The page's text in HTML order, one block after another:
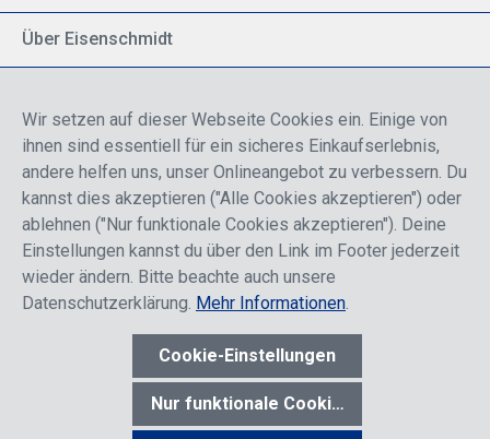
Über Eisenschmidt
Breite Palette von Luftfahrtprodukten
Fokus auf Pilotenausbildung
Sicher einkaufen
* Alle Preise sind einschließlich der Rabatte, die je nach Login,
entweder für Endkunden oder Händler gelten und inklusive
gesetzl. Mehrwertsteuer zzgl.Versandkostenwenn nicht anders
angegeben.
Wir setzen auf dieser Webseite Cookies ein. Einige von
ihnen sind essentiell für ein sicheres Einkaufserlebnis,
andere helfen uns, unser Onlineangebot zu verbessern. Du
kannst dies akzeptieren ("Alle Cookies akzeptieren") oder
ablehnen ("Nur funktionale Cookies akzeptieren"). Deine
Einstellungen kannst du über den Link im Footer jederzeit
wieder ändern. Bitte beachte auch unsere
Datenschutzerklärung. Mehr Informationen.
Cookie-Einstellungen
Nur funktionale Cookies akzeptieren